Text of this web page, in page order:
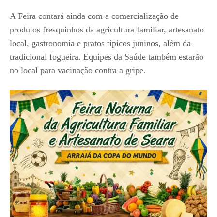
A Feira contará ainda com a comercialização de
produtos fresquinhos da agricultura familiar, artesanato
local, gastronomia e pratos típicos juninos, além da
tradicional fogueira. Equipes da Saúde também estarão
no local para vacinação contra a gripe.